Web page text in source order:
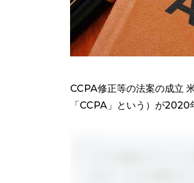
CCPA修正等の法案の成立
「CCPA」という）が2020